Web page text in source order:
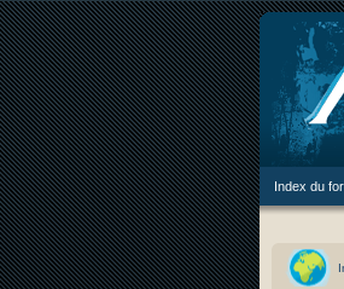
Index du